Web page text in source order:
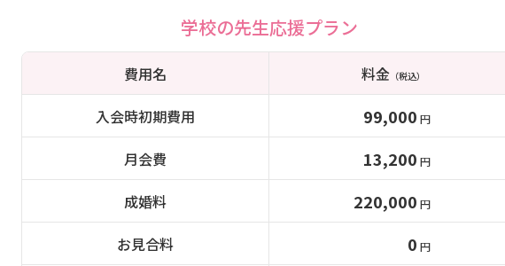
学校の先生応援プラン
費用名 料金（税込）
入会時初期費用 99,000 円
月会費 13,200 円
成婚料 220,000 円
お見合料 0 円